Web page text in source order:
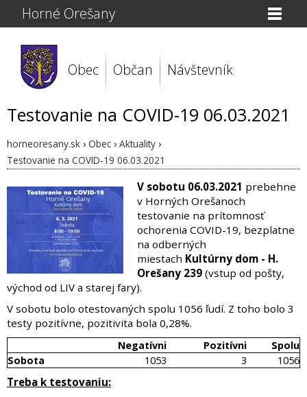
Horné Orešany
Obec Občan Návštevník
Testovanie na COVID-19 06.03.2021
horneoresany.sk › Obec › Aktuality ›
Testovanie na COVID-19 06.03.2021
V sobotu 06.03.2021 prebehne
v Horných Orešanoch
testovanie na prítomnosť
ochorenia COVID-19, bezplatne
na odberných
miestach Kultúrny dom - H.
Orešany 239 (vstup od pošty,
východ od LIV a starej fary).
V sobotu bolo otestovaných spolu 1056 ľudí. Z toho bolo 3
testy pozitívne, pozitivita bola 0,28%.
Negatívni Pozitívni
Spolu
Sobota
1053 3 1056
Treba k testovaniu: